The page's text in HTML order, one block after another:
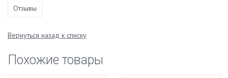
Отзывы
Вернуться назад к списку
Похожие товары